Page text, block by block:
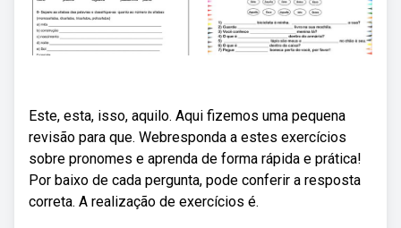
Este, esta, isso, aquilo. Aqui fizemos uma pequena
revisão para que. Webresponda a estes exercícios
sobre pronomes e aprenda de forma rápida e prática!
Por baixo de cada pergunta, pode conferir a resposta
correta. A realização de exercícios é.